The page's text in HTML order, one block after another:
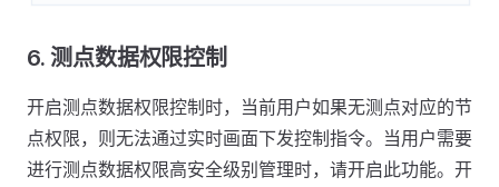
6.测点数据权限控制
开启测点数据权限控制时，当前用户如果无测点对应的节
点权限，则无法通过实时画面下发控制指令。当用户需要
进行测点数据权限高安全级别管理时，请开启此功能。开